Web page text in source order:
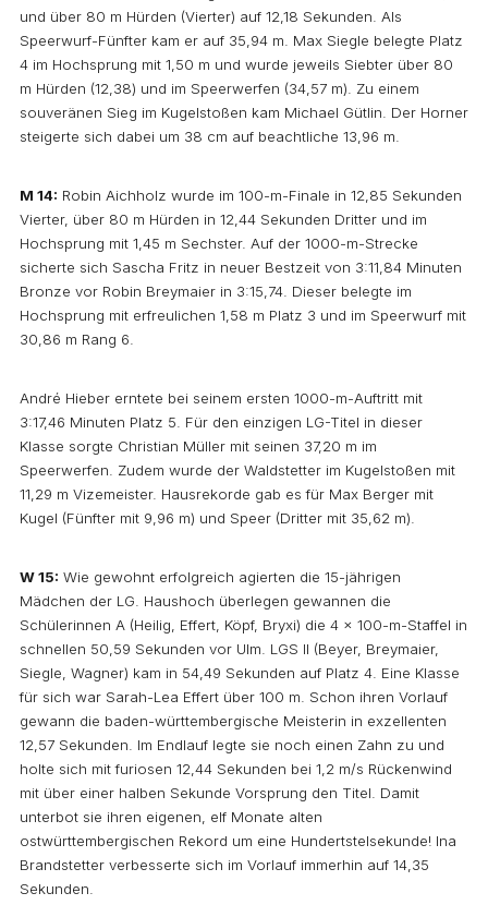
und über 80 m Hürden (Vierter) auf 12,18 Sekunden. Als
Speerwurf-Fünfter kam er auf 35,94 m. Max Siegle belegte Platz
4 im Hochsprung mit 1,50 m und wurde jeweils Siebter über 80
m Hürden (12,38) und im Speerwerfen (34,57 m). Zu einem
souveränen Sieg im Kugelstoßen kam Michael Gütlin. Der Horner
steigerte sich dabei um 38 cm auf beachtliche 13,96 m.
M 14: Robin Aichholz wurde im 100-m-Finale in 12,85 Sekunden
Vierter, über 80 m Hürden in 12,44 Sekunden Dritter und im
Hochsprung mit 1,45 m Sechster. Auf der 1000-m-Strecke
sicherte sich Sascha Fritz in neuer Bestzeit von 3:11,84 Minuten
Bronze vor Robin Breymaier in 3:15,74. Dieser belegte im
Hochsprung mit erfreulichen 1,58 m Platz 3 und im Speerwurf mit
30,86 m Rang 6.
André Hieber erntete bei seinem ersten 1000-m-Auftritt mit
3:17,46 Minuten Platz 5. Für den einzigen LG-Titel in dieser
Klasse sorgte Christian Müller mit seinen 37,20 m im
Speerwerfen. Zudem wurde der Waldstetter im Kugelstoßen mit
11,29 m Vizemeister. Hausrekorde gab es für Max Berger mit
Kugel (Fünfter mit 9,96 m) und Speer (Dritter mit 35,62 m).
W 15: Wie gewohnt erfolgreich agierten die 15-jährigen
Mädchen der LG. Haushoch überlegen gewannen die
Schülerinnen A (Heilig, Effert, Köpf, Bryxi) die 4 x 100-m-Staffel in
schnellen 50,59 Sekunden vor Ulm. LGS II (Beyer, Breymaier,
Siegle, Wagner) kam in 54,49 Sekunden auf Platz 4. Eine Klasse
für sich war Sarah-Lea Effert über 100 m. Schon ihren Vorlauf
gewann die baden-württembergische Meisterin in exzellenten
12,57 Sekunden. Im Endlauf legte sie noch einen Zahn zu und
holte sich mit furiosen 12,44 Sekunden bei 1,2 m/s Rückenwind
mit über einer halben Sekunde Vorsprung den Titel. Damit
unterbot sie ihren eigenen, elf Monate alten
ostwürttembergischen Rekord um eine Hundertstelsekunde! Ina
Brandstetter verbesserte sich im Vorlauf immerhin auf 14,35
Sekunden.